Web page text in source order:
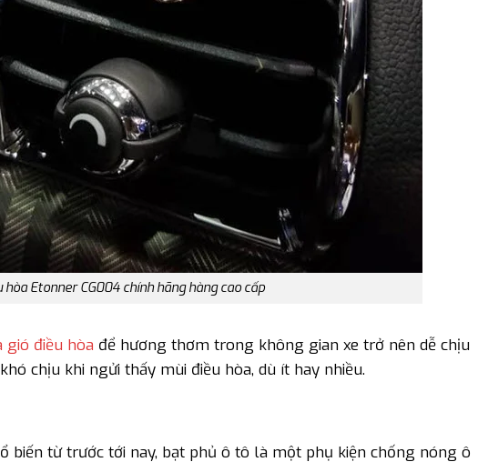
Etonner CG004 chính hãng hàng cao cấp
gió điều hòa để hương thơm trong không gian xe trở nên dễ chịu
chịu khi ngửi thấy mùi điều hòa, dù ít hay nhiều.
biến từ trước tới nay, bạt phủ ô tô là một phụ kiện chống nóng ô